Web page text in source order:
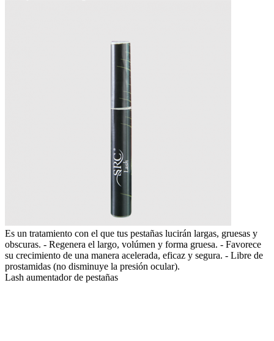
Es un tratamiento con el que tus pestañas lucirán largas, gruesas y
obscuras. - Regenera el largo, volúmen y forma gruesa. - Favorece
su crecimiento de una manera acelerada, eficaz y segura. - Libre de
prostamidas (no disminuye la presión ocular).
Lash aumentador de pestañas